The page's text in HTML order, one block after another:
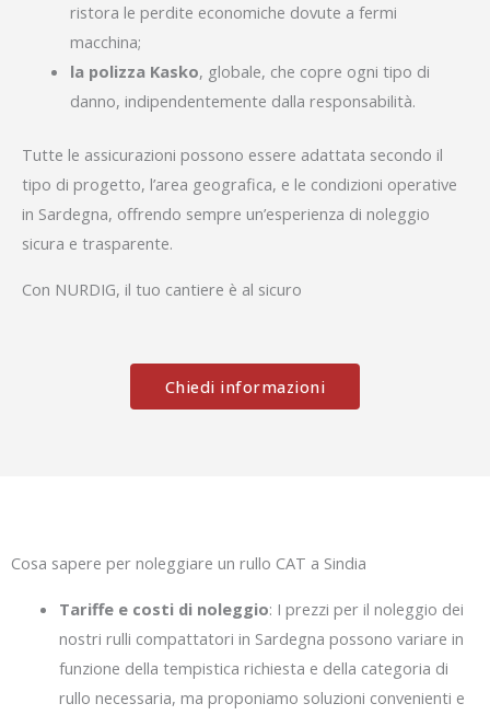
ristora le perdite economiche dovute a fermi
macchina;
la polizza Kasko, globale, che copre ogni tipo di
danno, indipendentemente dalla responsabilità.
Tutte le assicurazioni possono essere adattata secondo il
tipo di progetto, l’area geografica, e le condizioni operative
in Sardegna, offrendo sempre un’esperienza di noleggio
sicura e trasparente.
Con NURDIG, il tuo cantiere è al sicuro
Chiedi informazioni
Cosa sapere per noleggiare un rullo CAT a Sindia
Tariffe e costi di noleggio: I prezzi per il noleggio dei
nostri rulli compattatori in Sardegna possono variare in
funzione della tempistica richiesta e della categoria di
rullo necessaria, ma proponiamo soluzioni convenienti e